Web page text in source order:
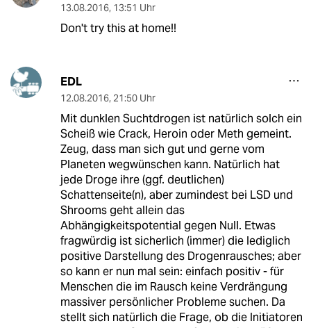
13.08.2016, 13:51 Uhr
Don't try this at home!!
EDL
12.08.2016, 21:50 Uhr
Mit dunklen Suchtdrogen ist natürlich solch ein
Scheiß wie Crack, Heroin oder Meth gemeint.
Zeug, dass man sich gut und gerne vom
Planeten wegwünschen kann. Natürlich hat
jede Droge ihre (ggf. deutlichen)
Schattenseite(n), aber zumindest bei LSD und
Shrooms geht allein das
Abhängigkeitspotential gegen Null. Etwas
fragwürdig ist sicherlich (immer) die lediglich
positive Darstellung des Drogenrausches; aber
so kann er nun mal sein: einfach positiv - für
Menschen die im Rausch keine Verdrängung
massiver persönlicher Probleme suchen. Da
stellt sich natürlich die Frage, ob die Initiatoren